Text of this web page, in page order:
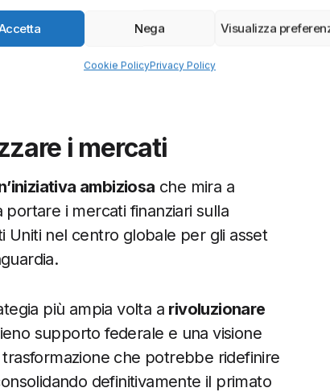
Nega Visualizza
Cookie PolicyPrivacy Policy
e amigliorare la competitività
a consolidare la leadership
approccio coordinato e strategico
i mercati
ambiziosa che mira a
i mercati finanziari sulla
Uniti nel centro globale per gli asset
più ampia volta a rivoluzionare
supporto federale e una visione
che potrebbe ridefinire
definitivamente il primato